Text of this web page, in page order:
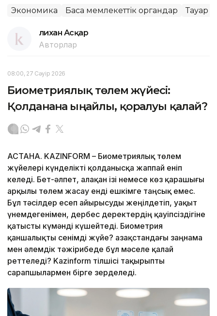
Экономика Басқа мемлекеттік органдар Тауар
Әлихан Асқар
Авторлар
08:00, 27 Сәуір 2026
Биометриялық төлем жүйесі:
Қолданғанға ыңғайлы, қорғалуы қалай?
АСТАНА. KAZINFORM – Биометриялық төлем
жүйелері күнделікті қолданысқа жаппай еніп
келеді. Бет-әлпет, алақан ізі немесе көз қарашығы
арқылы төлем жасау енді ешкімге таңсық емес.
Бұл тәсілдер есеп айырысуды жеңілдетіп, уақыт
үнемдегенімен, дербес деректердің қауіпсіздігіне
қатысты күмәнді күшейтеді. Биометрия
қаншалықты сенімді жүйе? Қазақстандағы заңнама
мен әлемдік тәжірибеде бұл мәселе қалай
реттеледі? Kazinform тілшісі тақырыпты
сарапшылармен бірге зерделеді.